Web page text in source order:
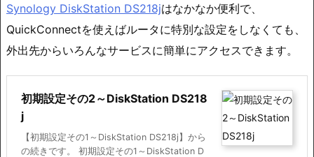
Synology DiskStation DS218jはなかなか便利で、
QuickConnectを使えばルータに特別な設定をしなくても、
外出先からいろんなサービスに簡単にアクセスできます。
初期設定その2～DiskStation DS218
j
【初期設定その1～DiskStation DS218j】から
の続きです。 初期設定その1～DiskStation D